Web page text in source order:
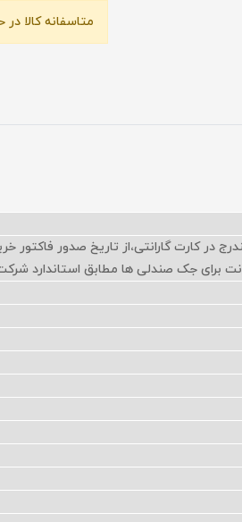
متاسفانه کالا